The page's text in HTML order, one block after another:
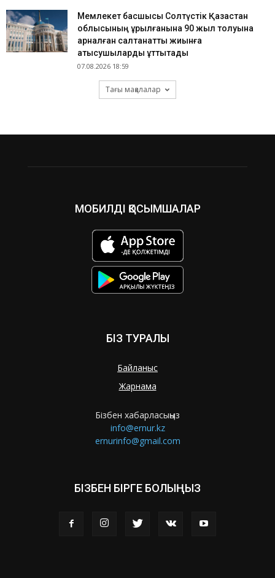
Мемлекет басшысы Солтүстік Қазақстан
облысының құрылғанына 90 жыл толуына
арналған салтанатты жиынға
қатысушыларды құттықтады
07.08.2026 18:59
Тағы мақалалар
МОБИЛДІ ҚОСЫМШАЛАР
БІЗ ТУРАЛЫ
Байланыс
Жарнама
Бізбен хабарласыңыз
info@ernur.kz
ernurinfo@gmail.com
БІЗБЕН БІРГЕ БОЛЫҢЫЗ